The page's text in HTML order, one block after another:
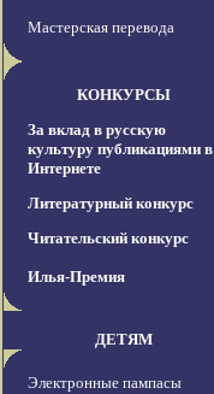
Мастерская перевода
КОНКУРСЫ
За вклад в русскую
культуру публикациями в
Интернете
Литературный конкурс
Читательский конкурс
Илья-Премия
ДЕТЯМ
Электронные пампасы